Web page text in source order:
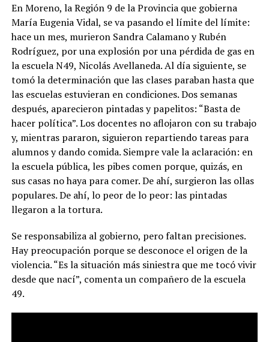
En Moreno, la Región 9 de la Provincia que gobierna
María Eugenia Vidal, se va pasando el límite del límite:
hace un mes, murieron Sandra Calamano y Rubén
Rodríguez, por una explosión por una pérdida de gas en
la escuela N49, Nicolás Avellaneda. Al día siguiente, se
tomó la determinación que las clases paraban hasta que
las escuelas estuvieran en condiciones. Dos semanas
después, aparecieron pintadas y papelitos: “Basta de
hacer política”. Los docentes no aflojaron con su trabajo
y, mientras pararon, siguieron repartiendo tareas para
alumnos y dando comida. Siempre vale la aclaración: en
la escuela pública, les pibes comen porque, quizás, en
sus casas no haya para comer. De ahí, surgieron las ollas
populares. De ahí, lo peor de lo peor: las pintadas
llegaron a la tortura.
Se responsabiliza al gobierno, pero faltan precisiones.
Hay preocupación porque se desconoce el origen de la
violencia. “Es la situación más siniestra que me tocó vivir
desde que nací”, comenta un compañero de la escuela
49.